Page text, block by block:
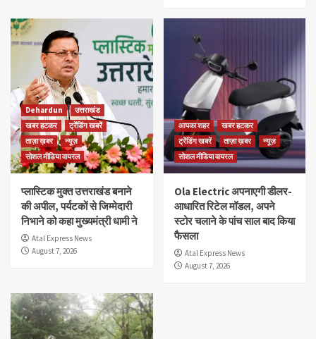
Dehardun
उत्तराखंड
खबर हटकर
ट्रेंडिंग खबरें
ताज़ा ख़बर
न्यूज़
सोशल मीडिया वायरल
प्लास्टिक मुक्त उत्तराखंड बनाने
की अपील, पर्यटकों से जिम्मेदारी
निभाने को कहा मुख्यमंत्री धामी ने
Atal Express News
August 7, 2026
आपका शहर
खबर हटकर
ट्रेंडिंग खबरें
ताज़ा ख़बर
न्यूज़
सोशल मीडिया वायरल
Ola Electric अपनाएगी डीलर-
आधारित रिटेल मॉडल, अपने
स्टोर चलाने के पांच साल बाद किया
फैसला
Atal Express News
August 7, 2026